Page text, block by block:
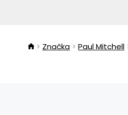
Značka Paul Mitchell